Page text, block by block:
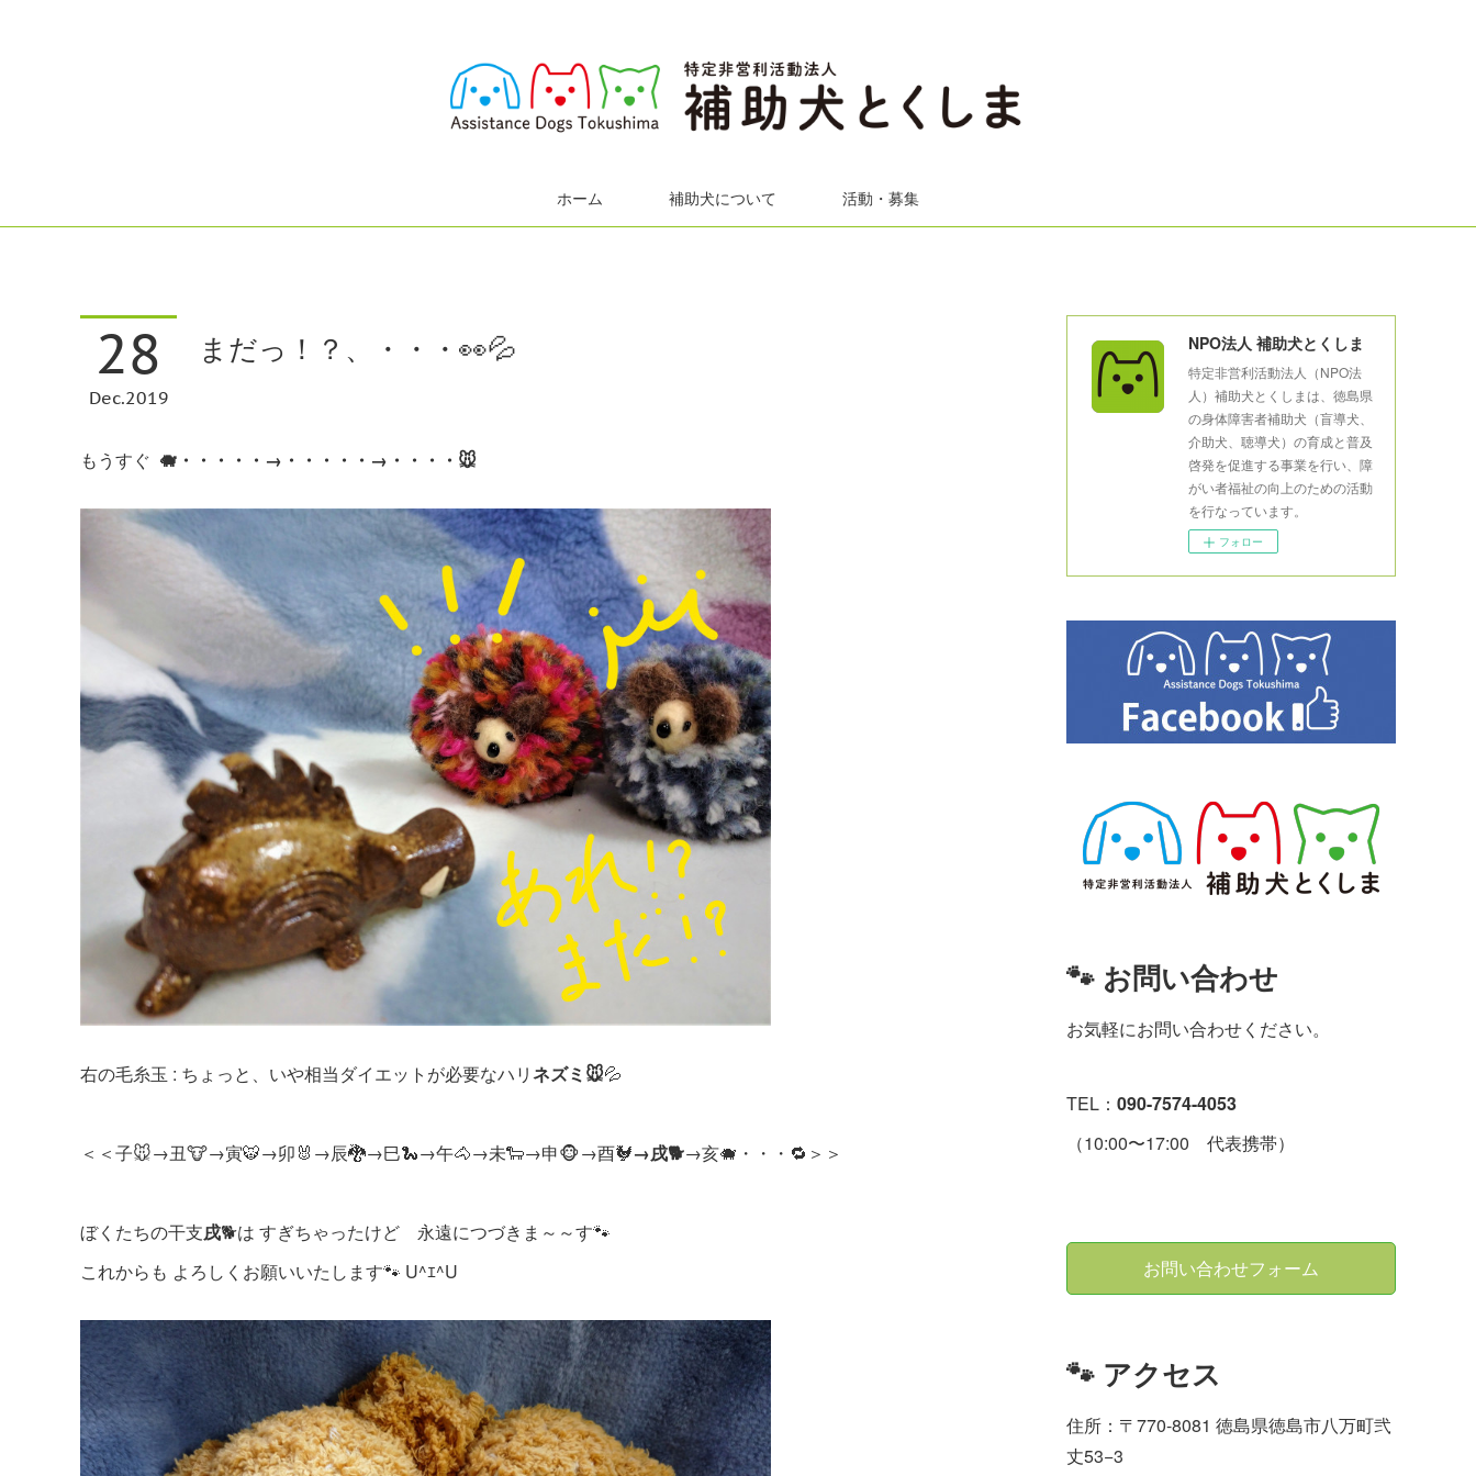
ホーム 補助犬について 活動・募集
28
Dec 2019
まだっ！？、・・・👀💦
もうすぐ 🐗・・・・・→・・・・・→・・・・🐭
右の毛糸玉 : ちょっと、いや相当ダイエットが必要なハリネズミ🐭💦
＜＜子🐭→丑🐮→寅🐯→卯🐰→辰🐉→巳🐍→午🐴→未🐑→申🐵→酉🐓→戌🐕→亥🐗・・・🔁＞＞
ぼくたちの干支戌🐕は すぎちゃったけど 永遠につづきま～～す🐾
これからも よろしくお願いいたします🐾 U^ｴ^U
NPO法人 補助犬とくしま
特定非営利活動法人（NPO法
人）補助犬とくしまは、徳島県
の身体障害者補助犬（盲導犬、
介助犬、聴導犬）の育成と普及
啓発を促進する事業を行い、障
がい者福祉の向上のための活動
を行なっています。
フォロー
🐾 お問い合わせ
お気軽にお問い合わせください。
TEL： 090-7574-4053
（10:00〜17:00 代表携帯）
お問い合わせフォーム
🐾 アクセス
住所：〒770-8081 徳島県徳島市八万町弐
丈53−3